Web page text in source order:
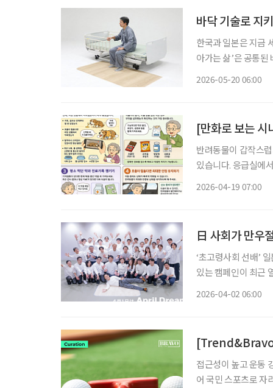
바닥 기술로 지
한국과 일본은 지금
아가는 삶’은 공통된
2026-05-20 06:00
[만화로 보는 시
반려동물이 갑작스
있습니다. 응급실에
2026-04-19 07:00
日 사회가 만우
‘초고령사회 선배’
있는 캠페인이 최근
2026-04-02 06:00
[Trend&Bravo]
접근성이 높고 운동
어 국민 스포츠로 자